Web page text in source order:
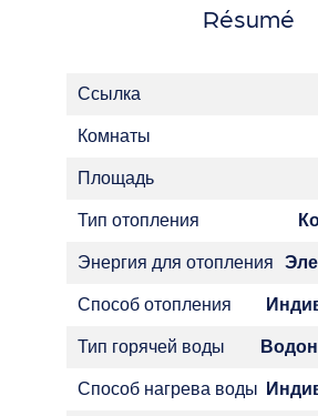
Résumé
Ссылка
Комнаты
Площадь
Тип отопления
Энергия для отопления
Способ отопления
Тип горячей воды
Способ нагрева воды